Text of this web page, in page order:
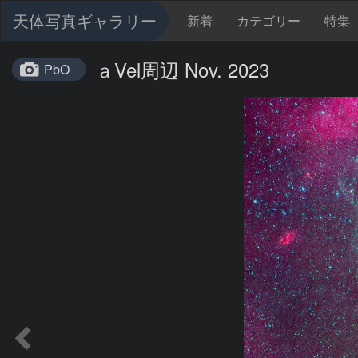
天体写真ギャラリー 新着 カテゴリー 特集
PbO ａVel周辺 Nov. 2023